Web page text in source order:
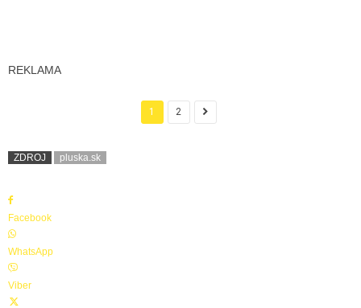
REKLAMA
1 2
ZDROJ pluska.sk
Facebook
WhatsApp
Viber